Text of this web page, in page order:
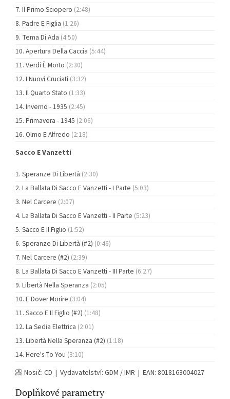
Il Primo Sciopero (2:48)
Padre E Figlia (1:26)
Tema Di Ada (4:50)
Apertura Della Caccia (5:44)
Verdi È Morto (2:30)
I Nuovi Cruciati (3:32)
Il Quarto Stato (1:33)
Inverno - 1935 (2:45)
Primavera - 1945 (2:06)
Olmo E Alfredo (2:18)
Sacco E Vanzetti
Speranze Di Libertà (2:30)
La Ballata Di Sacco E Vanzetti - I Parte (5:03)
Nel Carcere (2:07)
La Ballata Di Sacco E Vanzetti - II Parte (5:23)
Sacco E Il Figlio (1:52)
Speranze Di Libertà (#2) (0:46)
Nel Carcere (#2) (2:39)
La Ballata Di Sacco E Vanzetti - III Parte (6:27)
Libertà Nella Speranza (2:05)
E Dover Morire (3:04)
Sacco E Il Figlio (#2) (1:48)
La Sedia Elettrica (2:01)
Libertà Nella Speranza (#2) (1:18)
Here's To You (3:10)
📀 Nosič: CD | Vydavatelství: GDM / IMR | EAN: 8018163004027
Doplňkové parametry